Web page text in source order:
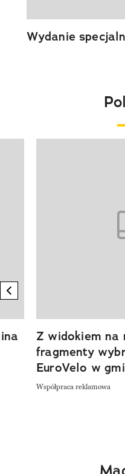
Wydanie
previous element
Z widokiem na
fragmenty
EuroVelo w
Współpraca reklamowa